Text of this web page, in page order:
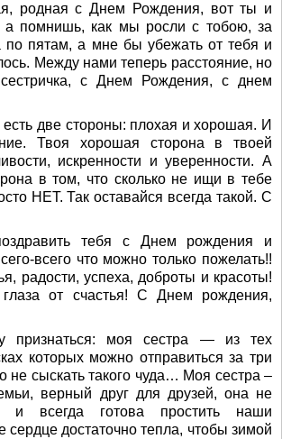
родная с Днем Рождения, вот ты и
а помнишь, как мы росли с тобою, за
пятам, а мне бы убежать от тебя и
Между нами теперь расстояние, но
с Днем Рождения, с днем
есть две стороны: плохая и хорошая. И
Твоя хорошая сторона в твоей
искренности и уверенности. А
в том, что сколько не ищи в тебе
НЕТ. Так оставайся всегда такой. С
тебя с Днем рождения и
всего что можно только пожелать!!
радости, успеха, доброты и красоты!
глаза от счастья! С Днем рождения,
признаться: моя сестра — из тех
которых можно отправиться за три
не сыскать такого чуда… Моя сестра –
верный друг для друзей, она не
и всегда готова простить наши
сердце достаточно тепла, чтобы зимой